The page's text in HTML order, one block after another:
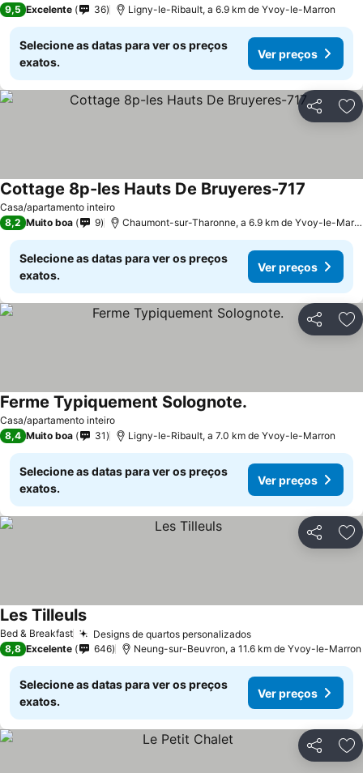
9,5 Excelente 36 Ligny-le-Ribault, a 6.9 km de Yvoy-le-Marron
Selecione as datas para ver os preços
exatos.
Ver preços
Partilhar
Casa/apartamento inteiro
Cottage 8p-les Hauts De Bruyeres-717
8,2 Muito boa 9 Chaumont-sur-Tharonne, a 6.9 km de Yvoy-le-
Selecione as datas para ver os preços
exatos.
Ver preços
Partilhar
Casa/apartamento inteiro
Ferme Typiquement Solognote.
8,4 Muito boa 31 Ligny-le-Ribault, a 7.0 km de Yvoy-le-Marron
Selecione as datas para ver os preços
exatos.
Ver preços
Partilhar
Bed & Breakfast Designs de quartos personalizadosVer preços
Les TilleulsVer preços
8,8 Excelente 646 Neung-sur-Beuvron, a 11.6 km de Yvoy-le-Marron
Selecione as datas para ver os preços
exatos.
Ver preços
Partilhar